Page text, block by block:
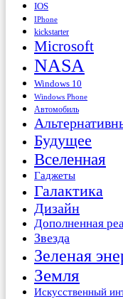
IOS
IPhone
kickstarter
Microsoft
NASA
Windows 10
Windows Phone
Автомобиль
Будущее
Вселенная
Гаджеты
Галактика
Дизайн
Дополненная
Звезда
Зеленая
Земля
Искусственный